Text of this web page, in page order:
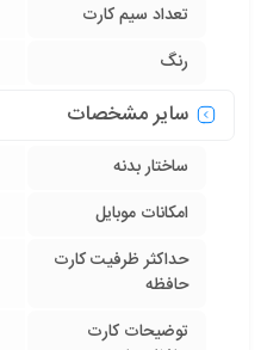
تعداد سیم کارت
رنگ
سایر مشخصات
ساختار بدنه
امکانات موبایل
حداکثر ظرفیت کارت
حافظه
توضیحات کارت